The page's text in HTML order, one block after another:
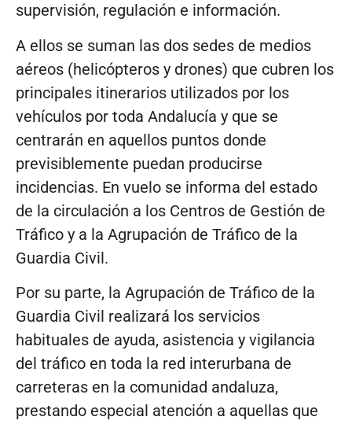
supervisión, regulación e información.
A ellos se suman las dos sedes de medios
aéreos (helicópteros y drones) que cubren los
principales itinerarios utilizados por los
vehículos por toda Andalucía y que se
centrarán en aquellos puntos donde
previsiblemente puedan producirse
incidencias. En vuelo se informa del estado
de la circulación a los Centros de Gestión de
Tráfico y a la Agrupación de Tráfico de la
Guardia Civil.
Por su parte, la Agrupación de Tráfico de la
Guardia Civil realizará los servicios
habituales de ayuda, asistencia y vigilancia
del tráfico en toda la red interurbana de
carreteras en la comunidad andaluza,
prestando especial atención a aquellas que